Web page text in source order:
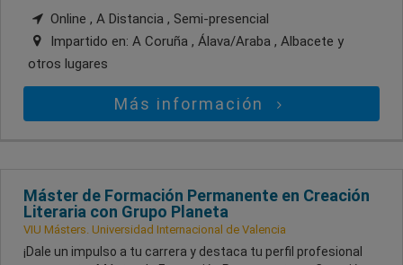
Online , A Distancia , Semi-presencial
Impartido en: A Coruña , Álava/Araba , Albacete y
otros lugares
Más información
Máster de Formación Permanente en Creación
Literaria con Grupo Planeta
VIU Másters. Universidad Internacional de Valencia
¡Dale un impulso a tu carrera y destaca tu perfil profesional